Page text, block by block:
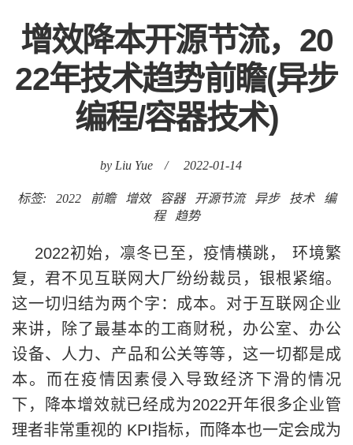
by Liu Yue / 2022-01-14
标签:2022 前瞻 增效 容器 开源节流 异步 技术
编
程
趋势
2022初始，凛冬已至，疫情横跳， 环境繁
复，君不见互联网大厂纷纷裁员，银根紧缩。
这一切归结为两个字：成本。对于互联网企业
设备、人力、产品和公关等等，这一切都是成
下，降本增效就已经成为2022开年很多企业管
理者非常重视的 KPI指标，而降本也一定会成为
2022年技术发展的一个必然趋势。 降本增
效，到底降什么本，增什么效，有何妙计？
异步编程......